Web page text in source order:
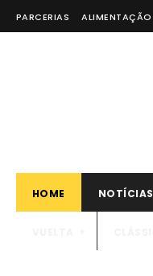
PARCERIAS ALIMENTAÇÃO
HOME NOTÍCIAS